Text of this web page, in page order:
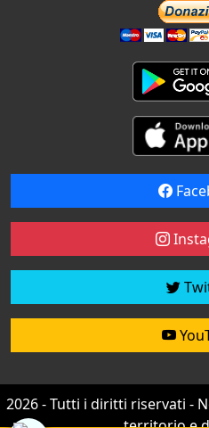
2026 - Tutti i diritti riservati -